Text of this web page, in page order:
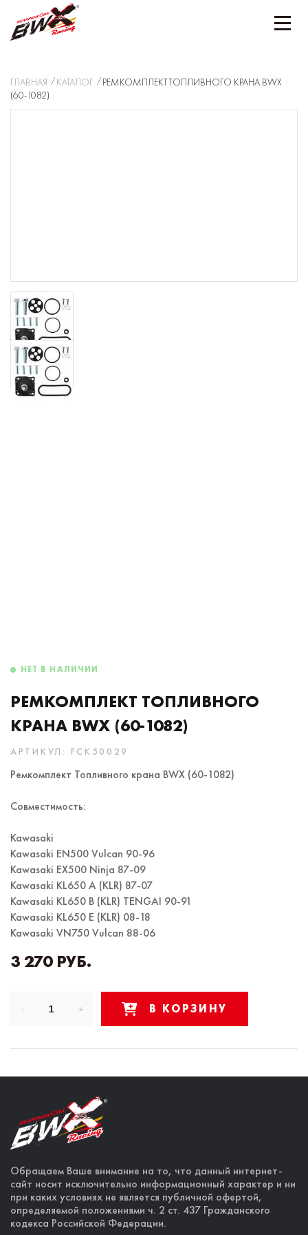
ГЛАВНАЯ КАТАЛОГ
РЕМКОМПЛЕКТ ТОПЛИВНОГО КРАНА BWX
(60-1082)
НЕТ В НАЛИЧИИ
РЕМКОМПЛЕКТ ТОПЛИВНОГО
КРАНА BWX (60-1082)
АРТИКУЛ: FCK50029
Ремкомплект Топливного крана BWX (60-1082)
Совместимость:
Kawasaki
Kawasaki EN500 Vulcan 90-96
Kawasaki EX500 Ninja 87-09
Kawasaki KL650 A (KLR) 87-07
Kawasaki KL650 B (KLR) TENGAI 90-91
Kawasaki KL650 E (KLR) 08-18
Kawasaki VN750 Vulcan 88-06
3 270 РУБ.
В КОРЗИНУ
Обращаем Ваше внимание на то, что данный интернет-
сайт носит исключительно информационный характер и ни
при каких условиях не является публичной офертой,
определяемой положениями ч. 2 ст. 437 Гражданского
кодекса Российской Федерации.